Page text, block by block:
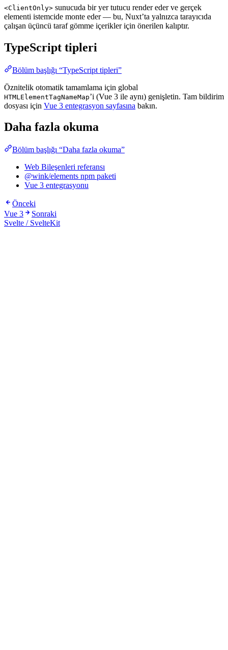
<ClientOnly> sunucuda bir yer tutucu render eder ve gerçek
elementi istemcide monte eder — bu, Nuxt’ta yalnızca tarayıcıda
çalışan üçüncü taraf gömme içerikler için önerilen kalıptır.
TypeScript tipleri
Bölüm başlığı “TypeScript tipleri”
Öznitelik otomatik tamamlama için global
HTMLElementTagNameMap’i (Vue 3 ile aynı) genişletin. Tam bildirim
dosyası için Vue 3 entegrasyon sayfasına bakın.
Daha fazla okuma
Bölüm başlığı “Daha fazla okuma”
Web Bileşenleri referansı
@wink/elements npm paketi
Vue 3 entegrasyonu
Önceki
Vue 3
Sonraki
Svelte / SvelteKit